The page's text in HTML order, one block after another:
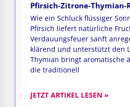
Pfirsich-Zitrone-Thymian-
Wie ein Schluck flüssiger
Pfirsich liefert natürliche
Verdauungsfeuer sanft
klärend und unterstützt den
Thymian bringt aromatische
die traditionell
JETZT ARTIKEL LESEN »